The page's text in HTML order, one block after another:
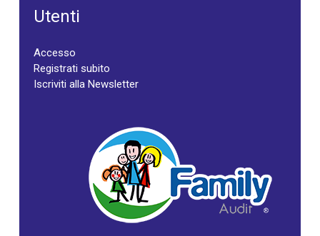
Utenti
Accesso
Registrati subito
Iscriviti alla Newsletter